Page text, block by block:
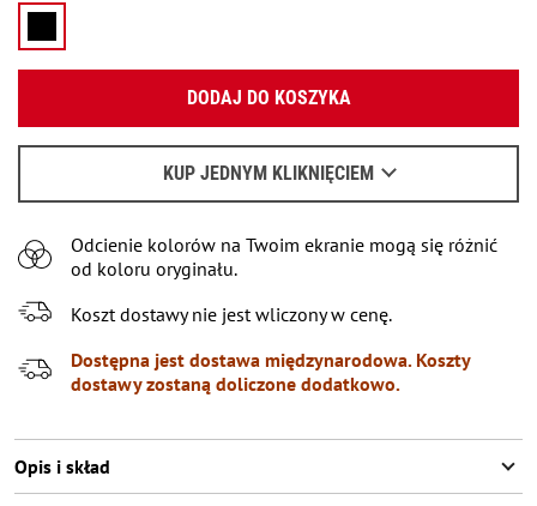
DODAJ DO KOSZYKA
KUP JEDNYM KLIKNIĘCIEM
Kiedy czekać na e-mail - przeczytajtu.
Odcienie kolorów na Twoim ekranie mogą się różnić
od koloru oryginału.
Koszt dostawy nie jest wliczony w cenę.
Dostępna jest dostawa międzynarodowa. Koszty
dostawy zostaną doliczone dodatkowo.
Opis i skład